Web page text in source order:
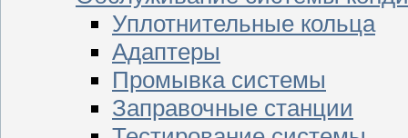
Уплотнительные кольца
Адаптеры
Промывка системы
Заправочные станции